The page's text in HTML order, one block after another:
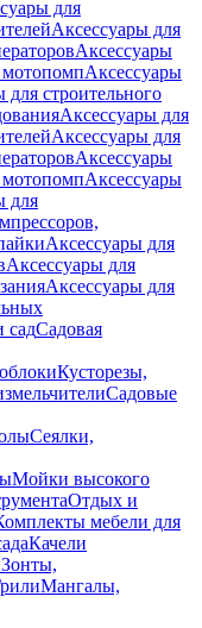
для
Аксессуары для
Аксессуары
мотопомпАксессуары
для строительного
Аксессуары для
Аксессуары для
Аксессуары
мотопомпАксессуары
для
Аксессуары для
Аксессуары для
Аксессуары для
садСадовая
Кусторезы,
Садовые
Сеялки,
Мойки высокого
Отдых и
мебели для
Качели
Зонты,
Мангалы,